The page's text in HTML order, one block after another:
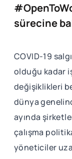
sürecine
COVID-19
olduğu kadar
değişiklikleri
dünya
ayında
çalışma
yöneticiler